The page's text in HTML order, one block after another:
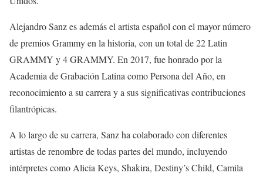
Alejandro Sanz es además el artista español con el mayor número
de premios Grammy en la historia, con un total de 22 Latin
GRAMMY y 4 GRAMMY. En 2017, fue honrado por la
Academia de Grabación Latina como Persona del Año, en
reconocimiento a su carrera y a sus significativas contribuciones
filantrópicas.
A lo largo de su carrera, Sanz ha colaborado con diferentes
artistas de renombre de todas partes del mundo, incluyendo
intérpretes como Alicia Keys, Shakira, Destiny’s Child, Camila